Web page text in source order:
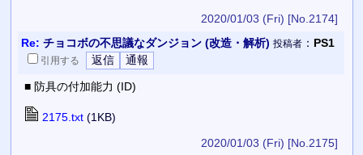
2020/01/03 (Fri) [No.2174]
Re: チョコボの不思議なダンジョン (改造・解析) 投稿者： PS1
引用する
■ 防具の付加能力 (ID)
2175.txt(1KB)
2020/01/03 (Fri) [No.2175]